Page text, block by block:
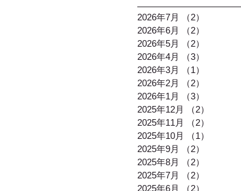
2026年7月 （2）
2026年6月
（2）
2026年5月
（2）
2026年4月
（3）
2026年3月
（1）
2026年2月
（2）
2026年1月
（3）
2025年12月
（2）
2025年11月
（2）
2025年10月
（1）
2025年9月
（2）
2025年8月
（2）
2025年7月
（2）
2025年6月
（2）